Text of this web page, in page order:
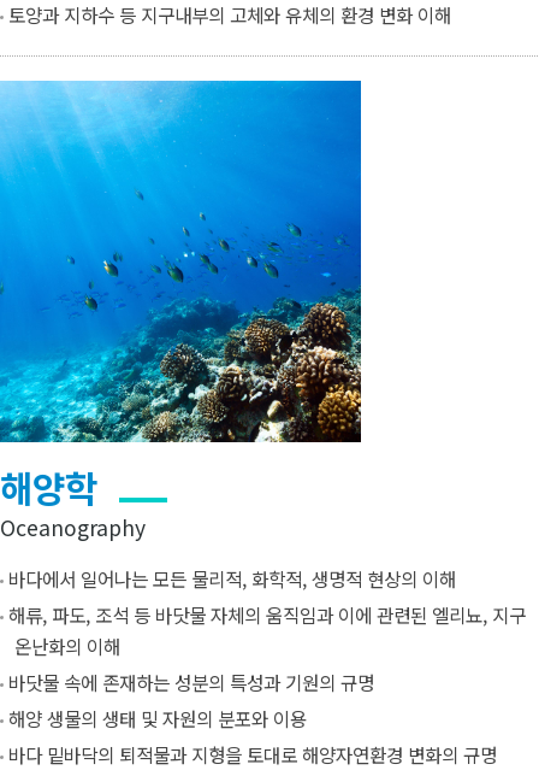
토양과 지하수 등 지구내부의 고체와 유체의 환경 변화 이해
해양학
Oceanography
바다에서 일어나는 모든 물리적, 화학적, 생명적 현상의 이해
해류, 파도, 조석 등 바닷물 자체의 움직임과 이에 관련된 엘리뇨, 지구
온난화의 이해
바닷물 속에 존재하는 성분의 특성과 기원의 규명
해양 생물의 생태 및 자원의 분포와 이용
바다 밑바닥의 퇴적물과 지형을 토대로 해양자연환경 변화의 규명